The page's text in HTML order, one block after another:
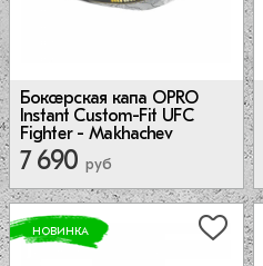
Боксерская капа OPRO
Instant Custom-Fit UFC
Fighter - Makhachev
7 690 руб
НОВИНКА